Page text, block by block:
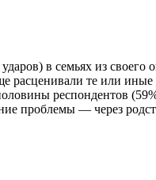
в семьях из
те или иные
респондентов
проблемы — через